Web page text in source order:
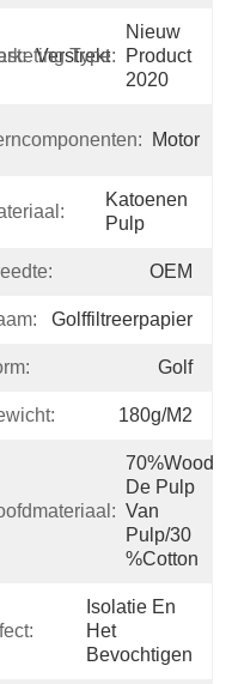
Verstrekt
Type:
Nieuw
Product
2020
Jaar
Motor
Katoenen
Pulp
OEM
Golffiltreerpapier
Golf
180g/m2
70%wood
De Pulp
Van
Pulp/30
%cotton
Isolatie En
Het
Bevochtigen